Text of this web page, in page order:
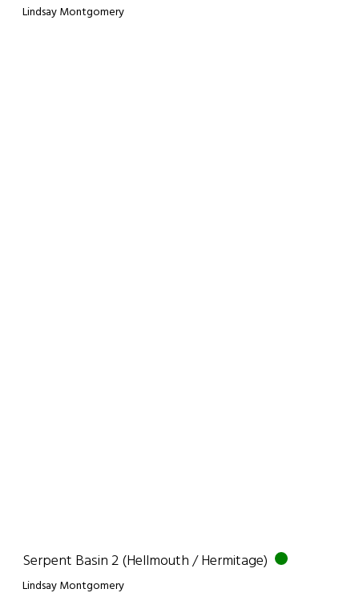
Lindsay Montgomery
Serpent Basin 2 (Hellmouth / Hermitage)
Lindsay Montgomery